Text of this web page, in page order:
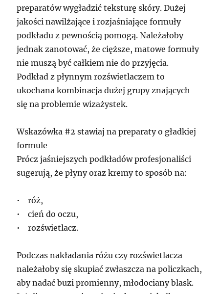
preparatów wygładzić teksturę skóry. Dużej
jakości nawilżające i rozjaśniające formuły
podkładu z pewnością pomogą. Należałoby
jednak zanotować, że cięższe, matowe formuły
nie muszą być całkiem nie do przyjęcia.
Podkład z płynnym rozświetlaczem to
ukochana kombinacja dużej grupy znających
się na problemie wizażystek.
Wskazówka #2 stawiaj na preparaty o gładkiej
formule
Prócz jaśniejszych podkładów profesjonaliści
sugerują, że płyny oraz kremy to sposób na:
• róż,
• cień do oczu,
• rozświetlacz.
Podczas nakładania różu czy rozświetlacza
należałoby się skupiać zwłaszcza na policzkach,
aby nadać buzi promienny, młodociany blask.